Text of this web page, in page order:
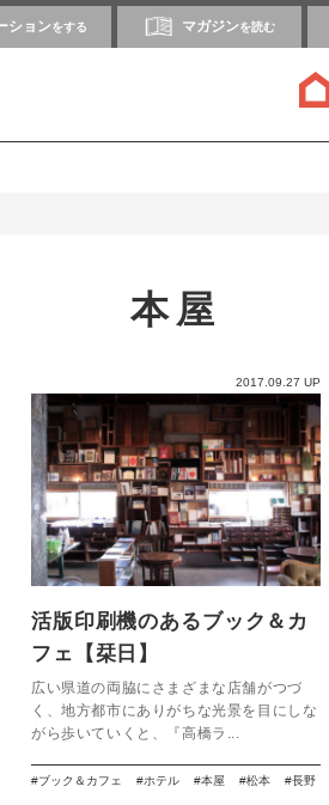
ションをする マガジンを読む
本屋
2017.09.27 UP
活版印刷機のあるブック＆カ
フェ【栞日】
広い県道の両脇にさまざまな店舗がつづ
く、地方都市にありがちな光景を目にしな
がら歩いていくと、『高橋ラ...
ブック＆カフェ ホテル 本屋 松本 長野